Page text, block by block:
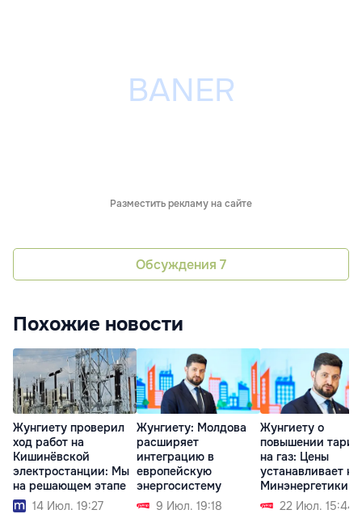
Разместить рекламу на сайте
Обсуждения 7
Похожие новости
Жунгиету проверил
ход работ на
Кишинёвской
электростанции: Мы
на решающем этапе
14 Июл. 19:27
Жунгиету: Молдова
расширяет
интеграцию в
европейскую
энергосистему
9 Июл. 19:18
Жунгиету о
повышении
на газ: Цены
устанавливает не
Минэнергетики
22 Июл. 15:44